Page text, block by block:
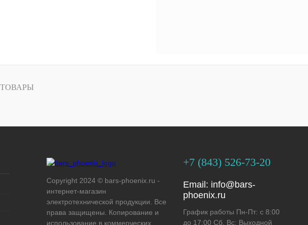
Copyright 2024 © bars-phoenix.ru -
интернет-магазин
электротехнической продукции. Все
права защищены. Копирование и
использование в коммерческих
+7 (843) 526-73-20
Email: info@bars-
phoenix.ru
График работы Пн-Пт: с 8:00
до 17:00 Сб, Вс: Выходной